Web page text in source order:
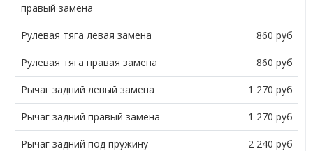
правый замена
Рулевая тяга левая замена 860 руб
Рулевая тяга правая замена 860 руб
Рычаг задний левый замена 1 270 руб
Рычаг задний правый замена 1 270 руб
Рычаг задний под пружину 2 240 руб